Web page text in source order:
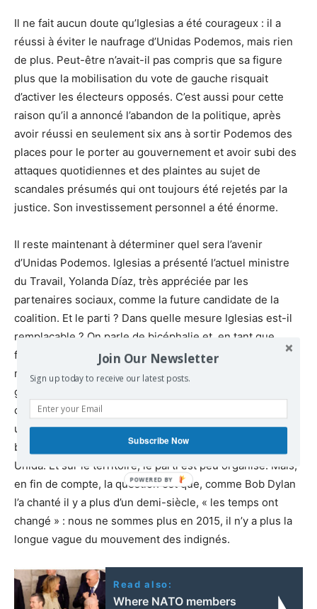
Il ne fait aucun doute qu’Iglesias a été courageux : il a
réussi à éviter le naufrage d’Unidas Podemos, mais rien
de plus. Peut-être n’avait-il pas compris que sa figure
plus que la mobilisation du vote de gauche risquait
d’activer les électeurs opposés. C’est aussi pour cette
raison qu’il a annoncé l’abandon de la politique, après
avoir réussi en seulement six ans à sortir Podemos des
places pour le porter au gouvernement et avoir subi des
attaques quotidiennes et des plaintes au sujet de
scandales présumés qui ont toujours été rejetés par la
justice. Son investissement personnel a été énorme.
Il reste maintenant à déterminer quel sera l’avenir
d’Unidas Podemos. Iglesias a présenté l’actuel ministre
du Travail, Yolanda Díaz, très appréciée par les
partenaires sociaux, comme la future candidate de la
coalition. Et le parti ? Dans quelle mesure Iglesias est-il
remplaçable ? On parle de bicéphalie et, en tant que
future secrétaire générale, on envisage Iole Belarra,
ministre des Droits sociaux qui a remplacé Iglesias au
gouvernement. La décision sera prise lors d’un prochain
congrès où Podemos devra également se repenser. Il y a
une base dure d’électeurs, oui, mais il n’y en a pas
beaucoup plus qu’il y a dix ou vingt ans pour Izquierda
Unida. Et sur le territoire, le parti est peu organisé. Mais,
en fin de compte, la question est que, comme Bob Dylan
l’a chanté il y a plus d’un demi-siècle, « les temps ont
changé » : nous ne sommes plus en 2015, il n’y a plus la
longue vague du mouvement des indignés.
Read also:
Where NATO members
Join Our Newsletter
Sign up today to receive our latest posts.
Subscribe Now